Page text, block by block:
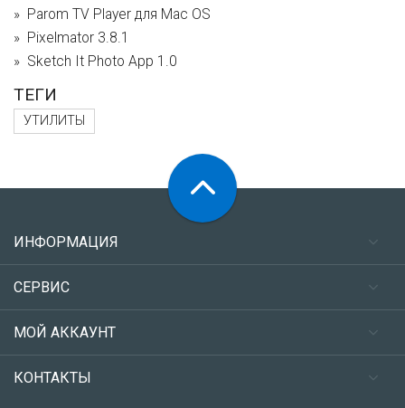
Parom TV Player для Mac OS
Pixelmator 3.8.1
Sketch It Photo App 1.0
ТЕГИ
УТИЛИТЫ
ИНФОРМАЦИЯ
СЕРВИС
МОЙ АККАУНТ
КОНТАКТЫ